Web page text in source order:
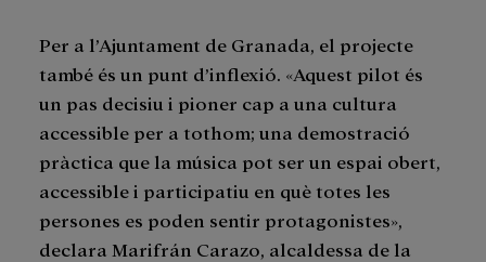
Per a l’Ajuntament de Granada, el projecte
també és un punt d’inflexió. «Aquest pilot és
un pas decisiu i pioner cap a una cultura
accessible per a tothom; una demostració
pràctica que la música pot ser un espai obert,
accessible i participatiu en què totes les
persones es poden sentir protagonistes»,
declara Marifrán Carazo, alcaldessa de la